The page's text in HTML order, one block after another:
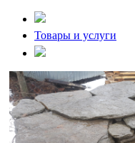
Товары и услуги